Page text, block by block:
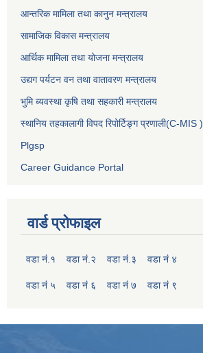
आन्तरिक मामिला तथा कानुन मन्त्रालय
सामाजिक विकास मन्त्रालय
आर्थिक मामिला तथा योजना मन्त्रालय
उद्यग पर्यटन वन तथा वातावरण मन्त्रालय
भुमि ब्यवस्था कृषि तथा सहकारी मन्त्रालय
स्थानिय तहकालागी विपद रिपोर्टिङ्ग प्रणाली(C-MIS )
Plgsp
Career Guidance Portal
वार्ड प्रोफाइल
वडा नं.१ वडा नं.२ वडा नं.३ वडा नं ४
वडा नं ५ वडा नं ६ वडा नं ७ वडा नं ९